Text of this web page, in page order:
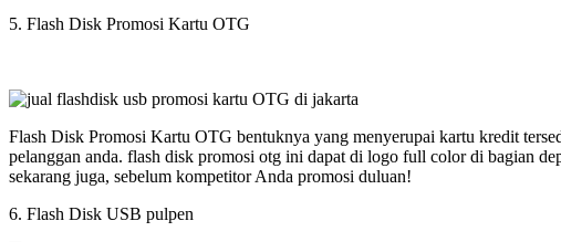
5. Flash Disk Promosi Kartu OTG
Flash Disk Promosi Kartu OTG bentuknya yang menyerupai kartu kredit
pelanggan anda. flash disk promosi otg ini dapat di logo full color di bagian
sekarang juga, sebelum kompetitor Anda promosi duluan!
6. Flash Disk USB pulpen